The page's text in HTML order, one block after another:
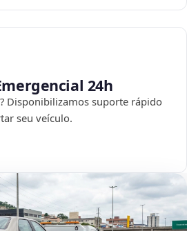
24h
Disponibilizamos suporte rápido
seu veículo.